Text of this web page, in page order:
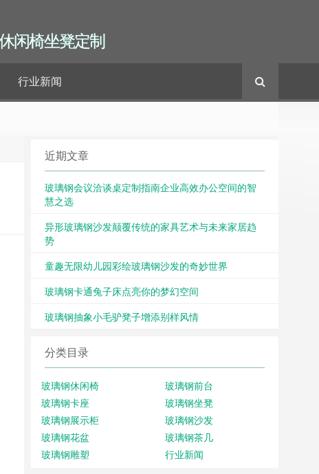
闲椅坐凳定制
行业新闻
近期文章
玻璃钢会议洽谈桌定制指南企业高效办公空间的智
慧之选
异形玻璃钢沙发颠覆传统的家具艺术与未来家居趋
势
童趣无限幼儿园彩绘玻璃钢沙发的奇妙世界
玻璃钢卡通兔子床点亮你的梦幻空间
玻璃钢抽象小毛驴凳子增添别样风情
分类目录
玻璃钢休闲椅
玻璃钢前台
玻璃钢卡座
玻璃钢坐凳
玻璃钢展示柜
玻璃钢沙发
玻璃钢花盆
玻璃钢茶几
玻璃钢雕塑
行业新闻